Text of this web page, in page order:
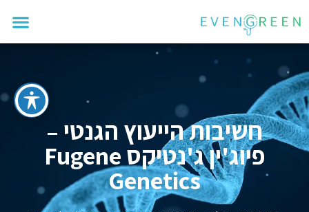
חשיבות הייעוץ הגנטי –
פיוג'ין ג'נטיקס Fugene
Genetics